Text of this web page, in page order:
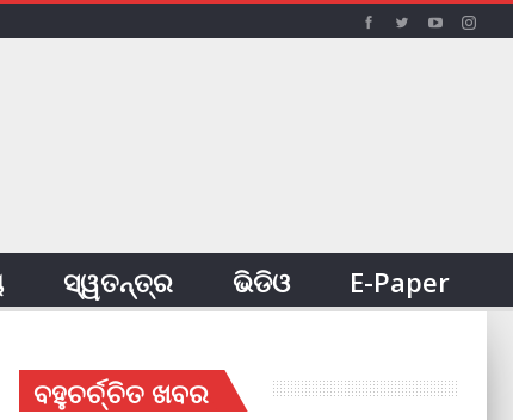
ସ୍ୱତନ୍ତ୍ର ଭିଡିଓ E-Paper
ବହୁଚର୍ଚ୍ଚିତ ଖବର